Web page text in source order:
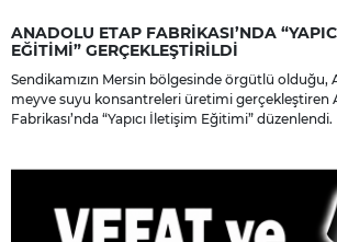
ANADOLU ETAP FABRİKASI’NDA
EĞİTİMİ” GERÇEKLEŞTİRİLDİ
Sendikamızın Mersin bölgesinde örgütlü olduğu,
meyve suyu konsantreleri üretimi gerçekleştiren
Fabrikası’nda “Yapıcı İletişim Eğitimi” düzenlendi.